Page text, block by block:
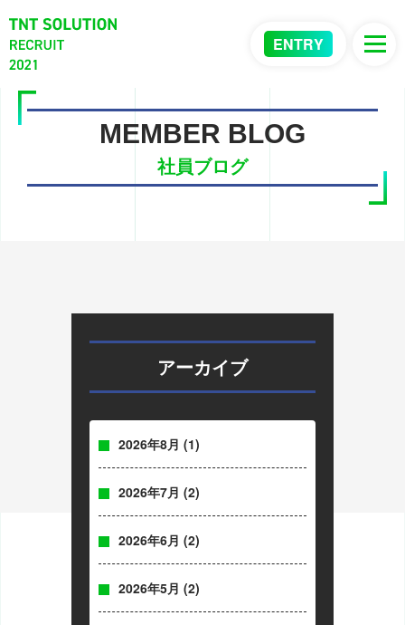
ENTRY
MEMBER BLOG
社員ブログ
アーカイブ
2026年8月 (1)
2026年7月 (2)
2026年6月 (2)
2026年5月 (2)